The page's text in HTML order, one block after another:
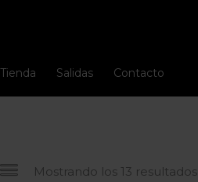
Tienda Salidas Contacto
Mostrando los 13 resultados